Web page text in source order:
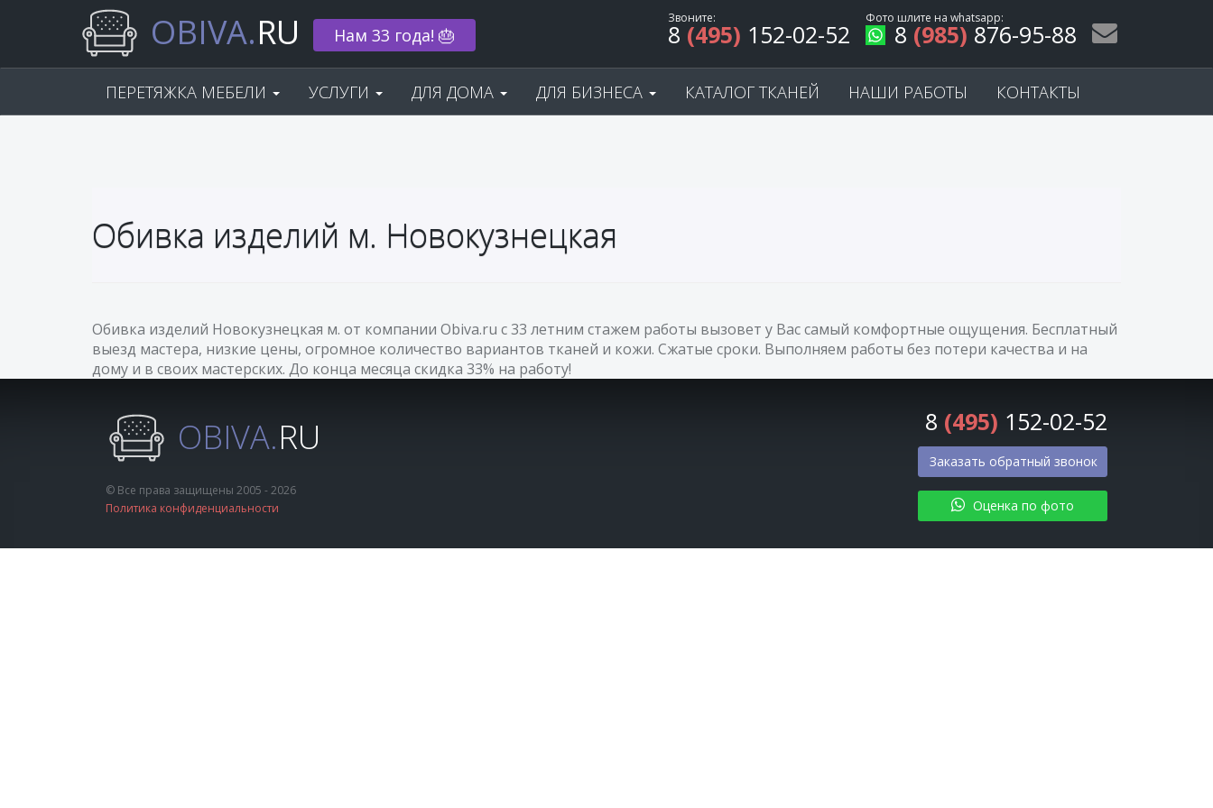
OBIVA.RU Нам 33 года! 🎂
Звоните:
8 (495) 152-02-52
Фото шлите на whatsapp:
8 (985) 876-95-88
ПЕРЕТЯЖКА МЕБЕЛИ УСЛУГИ ДЛЯ ДОМА ДЛЯ БИЗНЕСА КАТАЛОГ ТКАНЕЙ НАШИ РАБОТЫ КОНТАКТЫ
Обивка изделий м. Новокузнецкая
Обивка изделий Новокузнецкая м. от компании Obiva.ru с 33 летним стажем работы вызовет у Вас самый комфортные ощущения. Бесплатный
выезд мастера, низкие цены, огромное количество вариантов тканей и кожи. Сжатые сроки. Выполняем работы без потери качества и на
дому и в своих мастерских. До конца месяца скидка 33% на работу!
OBIVA.RU
© Все права защищены 2005 - 2026
Политика конфиденциальности
8 (495) 152-02-52
Заказать обратный звонок
Оценка по фото